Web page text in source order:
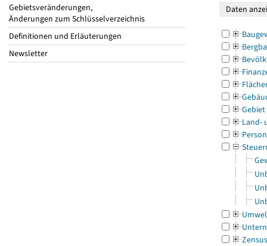
Gebietsveränderungen,
Änderungen zum Schlüsselverzeichnis
Definitionen und Erläuterungen
Newsletter
Gebiet
Land-
Zensus